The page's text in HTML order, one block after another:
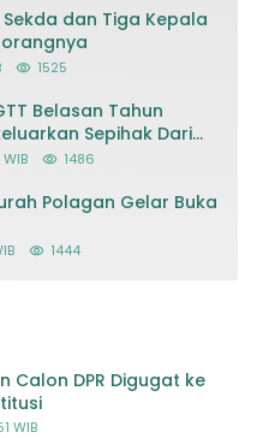
Sekda dan Tiga Kepala
1525
Belasan Tahun
Sepihak Dari
1486
Polagan Gelar Buka
1444
Calon DPR Digugat ke
WIB